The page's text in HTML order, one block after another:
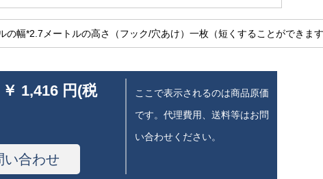
の幅*2.7メートルの高さ（フック/穴あけ）一枚（短くすることができま
￥ 1,416 円(税
い合わせ
ここで表示されるのは商品原価
です。代理費用、送料等はお問
い合わせください。